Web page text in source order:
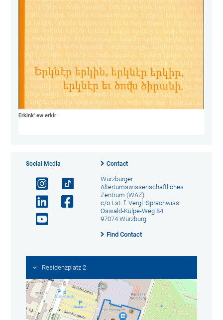
Erkink' ew erkir
Social Media Contact
Würzburger
Altertumswissenschaftliches
Zentrum (WAZ)
c/o Lst. f. Vergl. Sprachwiss.
Oswald-Külpe-Weg 84
97074 Würzburg
Find Contact
Residenzplatz 2